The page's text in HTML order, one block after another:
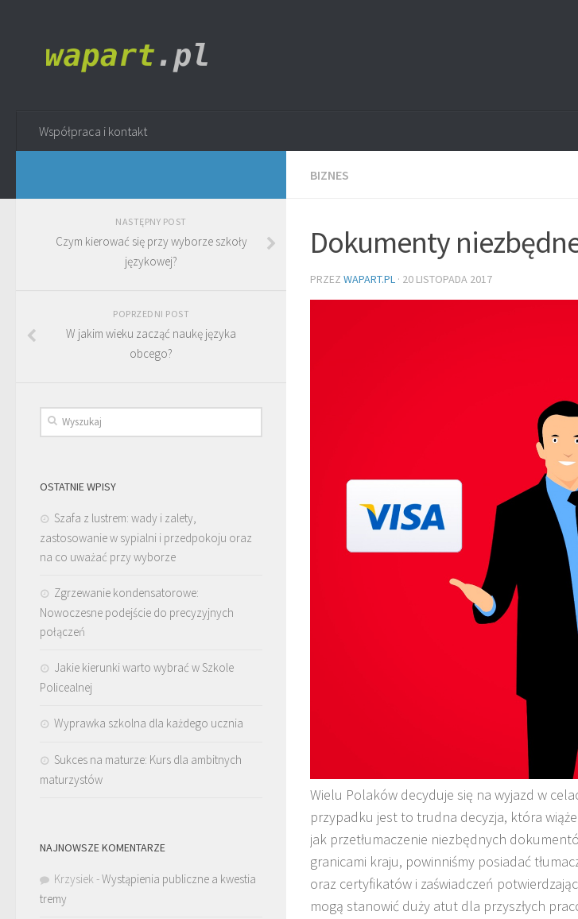
Współpraca i kontakt
BIZNES
Dokumenty
PRZEZ WAPART.PL · 20 LISTOPADA 2017
Wielu Polaków decyduje się na wyjazd w
przypadku jest to trudna decyzja, która
jak przetłumaczenie niezbędnych
granicami kraju, powinniśmy posiadać
oraz certyfikatów i zaświadczeń
mogą stanowić duży atut dla przyszłych
NASTĘPNY POST
Czym kierować się przy wyborze szkoły
językowej?
POPRZEDNI POST
W jakim wieku zacząć naukę języka
obcego?
OSTATNIE WPISY
Szafa z lustrem: wady i zalety,
zastosowanie w sypialni i przedpokoju oraz
na co uważać przy wyborze
Zgrzewanie kondensatorowe:
Nowoczesne podejście do precyzyjnych
połączeń
Jakie kierunki warto wybrać w Szkole
Policealnej
Wyprawka szkolna dla każdego ucznia
Sukces na maturze: Kurs dla ambitnych
maturzystów
NAJNOWSZE KOMENTARZE
Krzysiek-Wystąpienia publiczne a kwestia
tremy